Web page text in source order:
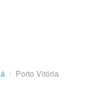
Porto Vitória